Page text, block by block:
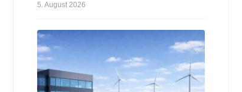
5. August 2026